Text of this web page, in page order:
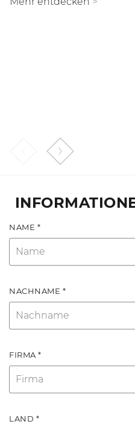
wodurch hervorragende
NAME *
NACHNAME *
FIRMA *
LAND *